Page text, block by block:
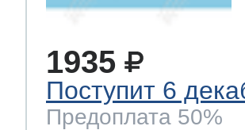
1935
Поступит 6
Предоплата 50%